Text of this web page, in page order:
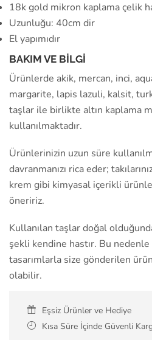
18k gold mikron kaplama çelik
Uzunluğu: 40cm dir
El yapımıdır
BAKIM VE BİLGİ
Ürünlerde akik, mercan, inci,
margarite, lapis lazuli, kalsit,
taşlar ile birlikte altın kaplama
kullanılmaktadır.
Ürünlerinizin uzun süre
davranmanızı rica eder;
krem gibi kimyasal içerikli
öneririz.
Kullanılan taşlar doğal
şekli kendine hastır. Bu
tasarımlarla size gönderilen
olabilir.
Eşsiz Ürünler ve Hediye
Kısa Süre İçinde Güvenli